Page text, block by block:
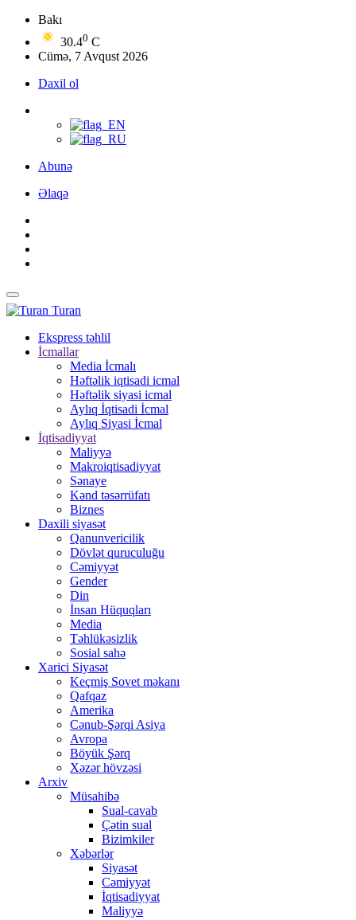
Bakı
30.40 C
Cümə, 7 Avqust 2026
Daxil ol
Abunə
Əlaqə
Turan
Ekspress təhlil
İcmallar
Media İcmalı
Həftəlik iqtisadi icmal
Həftəlik siyasi icmal
Aylıq İqtisadi İcmal
Aylıq Siyasi İcmal
İqtisadiyyat
Maliyyə
Makroiqtisadiyyat
Sənaye
Kənd təsərrüfatı
Biznes
Daxili siyasət
Qanunvericilik
Dövlət quruculuğu
Cəmiyyət
Gender
Din
İnsan Hüquqları
Media
Təhlükəsizlik
Sosial sahə
Xarici Siyasət
Keçmiş Sovet məkanı
Qafqaz
Amerika
Cənub-Şərqi Asiya
Avropa
Böyük Şərq
Xəzər hövzəsi
Arxiv
Müsahibə
Sual-cavab
Çətin sual
Bizimkiler
Xəbərlər
Siyasət
Cəmiyyət
İqtisadiyyat
Maliyyə